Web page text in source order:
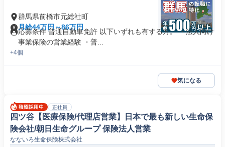
群馬県前橋市元総社町
月給44万円～86万円
応募条件 普通自動車免許 以下いずれも有する方。 ・法人向け
事業保険の営業経験 ・普...
+4個
気になる
正社員
四ツ谷【医療保険/代理店営業】日本で最も新しい生命保
険会社/朝日生命グループ 保険法人営業
なないろ生命保険株式会社